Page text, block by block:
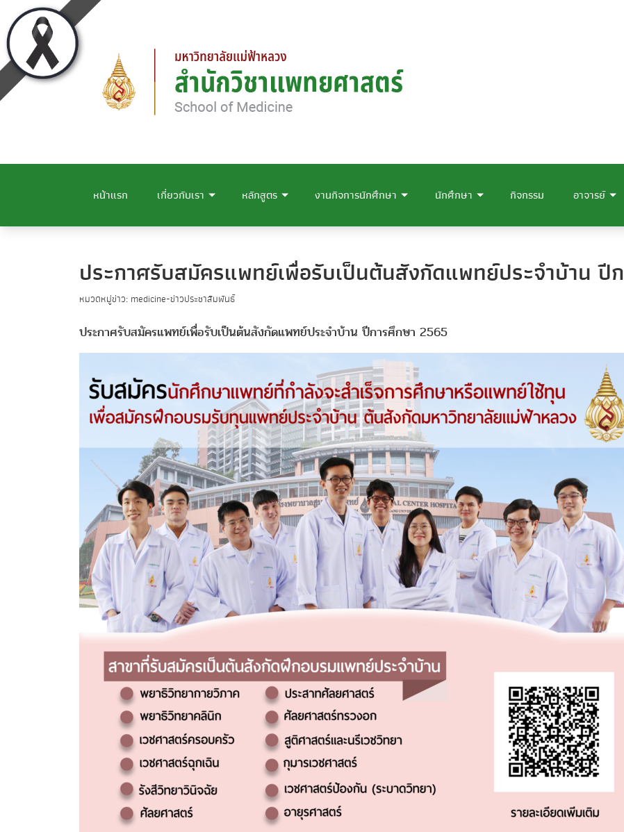
หน้าแรก เกี่ยวกับเรา หลักสูตร งานกิจการนักศึกษา นักศึกษา กิจกรรม อาจารย์
ประกาศรับสมัครแพทย์เพื่อรับเป็นต้นสังกัดแพทย์ประจำบ้าน ปี
หมวดหมู่ข่าว: medicine-ข่าวประชาสัมพันธ์
ประกาศรับสมัครแพทย์เพื่อรับเป็นต้นสังกัดแพทย์ประจำบ้าน ปีการศึกษา 2565